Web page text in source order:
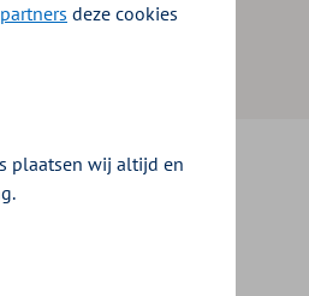
deze cookies
plaatsen wij altijd en